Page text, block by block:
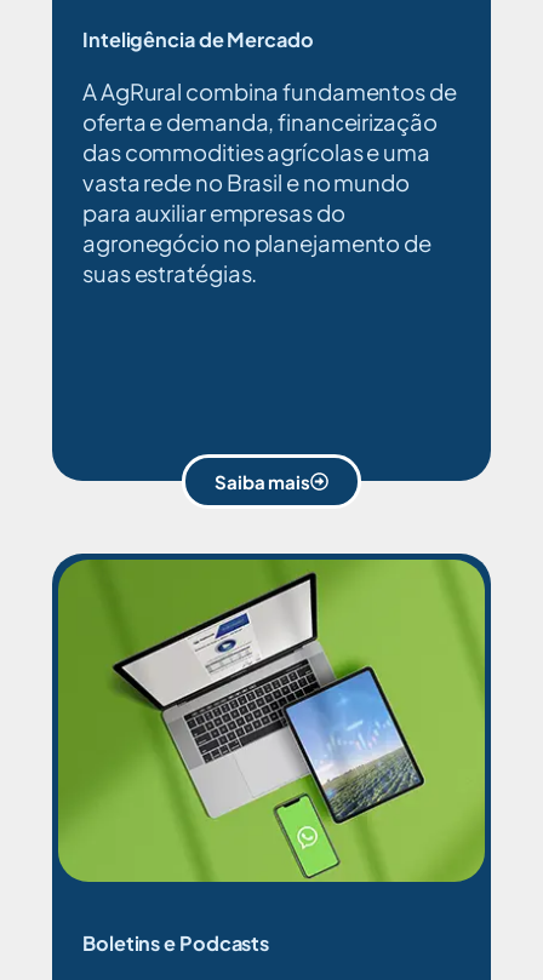
Inteligência de Mercado
A AgRural combina fundamentos de
oferta e demanda, financeirização
das commodities agrícolas e uma
vasta rede no Brasil e no mundo
para auxiliar empresas do
agronegócio no planejamento de
suas estratégias.
Saiba mais
Boletins e Podcasts